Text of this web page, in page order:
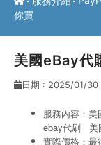
服務介紹
常見問題
最新公告
你買
美國eBay代
日期 : 2025/01/30
服務內容：
ebay代刷
美
實際價格：最